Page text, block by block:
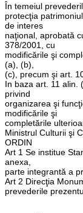
În temeiul
protecţia
de interes
naţional, aprobată
378/2001, cu
modificările şi
(a), (b),
(c), precum şi art.
In baza art. 11 alin.
privind
organizarea şi
modificările şi
completările
Ministrul Culturii şi
ORDIN
Art 1 Se institue
anexa,
parte integrantă a
Art 2 Direcţia
prevederile